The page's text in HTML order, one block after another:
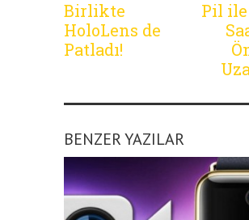
Birlikte
HoloLens de
Patladı!
Pil ile
BENZER YAZILAR